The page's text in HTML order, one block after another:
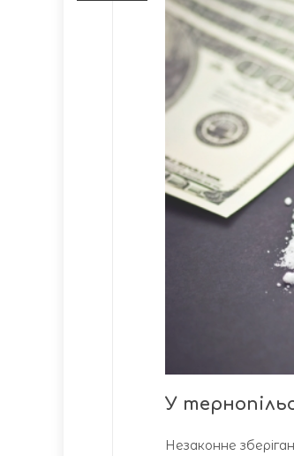
У
Незаконне